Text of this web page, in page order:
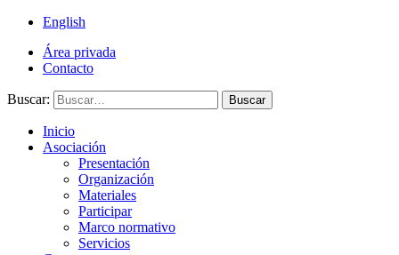
English
Área privada
Contacto
Buscar: Buscar
Inicio
Asociación
Presentación
Organización
Materiales
Participar
Marco normativo
Servicios